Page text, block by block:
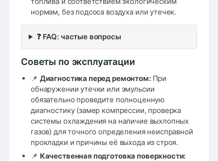
нормам, без подсоса воздуха или утечек.
❓ FAQ: частые вопросы
Советы по эксплуатации
📌 Диагностика перед ремонтом:При
обнаружении утечки или эмульсии
обязательно проведите полноценную
диагностику (замер компрессии, проверка
системы охлаждения на наличие выхлопных
газов) для точного определения неисправной
прокладки и причины её выхода из строя.
📌 Качественная подготовка поверхности: